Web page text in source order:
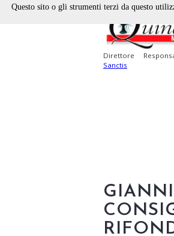
Direttore
Sanctis
Questo sito o gli strumenti terzi da questo